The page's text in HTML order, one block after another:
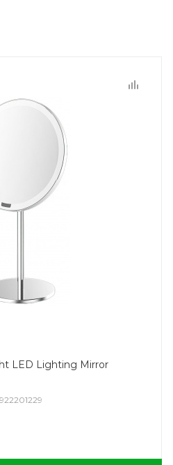
LED Lighting Mirror